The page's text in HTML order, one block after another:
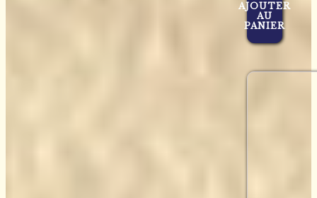
AJOUTER
AU
PANIER